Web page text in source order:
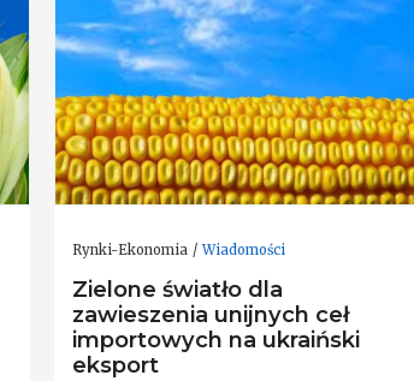
Rynki-Ekonomia Wiadomości
Zielone światło dla
zawieszenia unijnych ceł
importowych na ukraiński
eksport